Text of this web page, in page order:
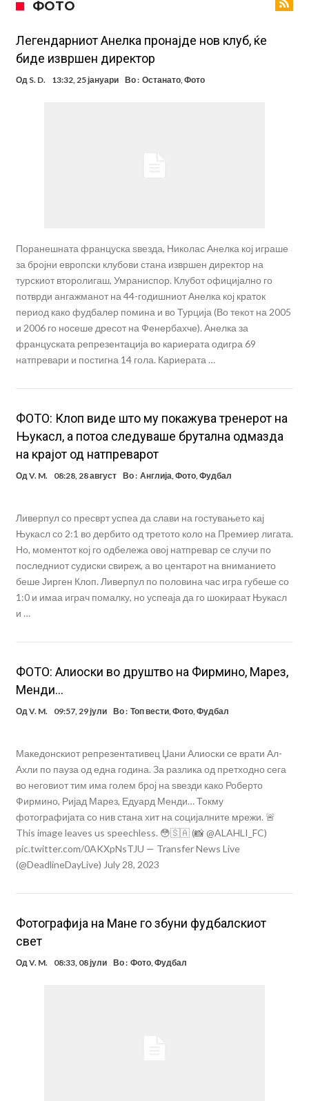
85 милиони евра
Манчестер Сити за 100 милиони евра ја носи сензацијата од СП
Се подготвува фудбалска предавство какво што не е видено од
2010 година?
Тикет на денот (недела, 09.08.2026)
Само во Турција: Салах доби милиони, а потоа градоначалникот
ФОТО
Легендарниот Анелка пронајде нов клуб, ќе
биде извршен директор
Од S. D. 13:32, 25 јануари Во : Останато, Фото
Поранешната француска ѕвезда, Николас Анелка кој играше
за бројни европски клубови стана извршен директор на
турскиот второлигаш, Умраниспор. Клубот официјално го
потврди ангажманот на 44-годишниот Анелка кој краток
период како фудбалер помина и во Турција (Во текот на 2005
и 2006 го носеше дресот на Фенербахче). Анелка за
француската репрезентација во кариерата одигра 69
натпревари и постигна 14 гола. Кариерата …
ФОТО: Клоп виде што му покажува тренерот на
Њукасл, а потоа следуваше брутална одмазда
на крајот од натпреварот
ОдV. M. 08:28, 28 август Во : Англија,Фото,Фудбал
Ливерпул со пресврт успеа да слави на гостувањето кај
Њукасл со 2:1 во дербито од третото коло на Премиер лигата.
Но, моментот кој го одбележа овој натпревар се случи по
последниот судиски свиреж, а во центарот на вниманието
беше Јирген Клоп. Ливерпул по половина час игра губеше со
1:0 и имаа играч помалку, но успеаја да го шокираат Њукасл
и …
ФОТО: Алиоски во друштво на Фирмино, Марез,
Менди…
ОдV. M. 09:57, 29 јули Во : Топ вести,Фото,Фудбал
Македонскиот репрезентативец Џани Алиоски се врати Ал-
Ахли по пауза од една година. За разлика од претходно сега
во неговиот тим има голем број на ѕвезди како Роберто
Фирмино, Ријад Марез, Едуард Менди… Токму
фотографијата со нив стана хит на социјалните мрежи. 🚨
This image leaves us speechless. 😳🇸🇦 (📸 @ALAHLI_FC)
pic.twitter.com/0AKXpNsTJU — Transfer News Live
(@DeadlineDayLive) July 28, 2023
Фотографија на Мане го збуни фудбалскиот
свет
ОдV. M. 08:33, 08 јули Во : Фото,Фудбал